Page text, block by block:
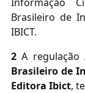
Brasileiro de
IBICT.
2 A
Brasileiro de
Editora Ibict,